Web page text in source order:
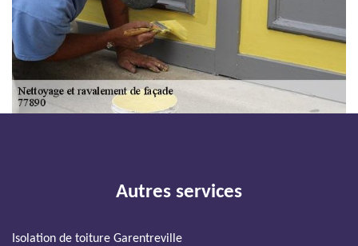
Autres services
Isolation de toiture Garentreville